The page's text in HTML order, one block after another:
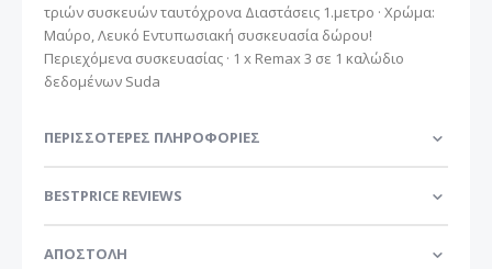
τριών συσκευών ταυτόχρονα Διαστάσεις 1.μετρο · Χρώμα:
Μαύρο, Λευκό Εντυπωσιακή συσκευασία δώρου!
Περιεχόμενα συσκευασίας · 1 x Remax 3 σε 1 καλώδιο
δεδομένων Suda
ΠΕΡΙΣΣΌΤΕΡΕΣ ΠΛΗΡΟΦΟΡΊΕΣ
BESTPRICE REVIEWS
ΑΠΟΣΤΟΛΗ